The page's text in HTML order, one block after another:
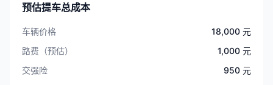
预估提车总成本
车辆价格
18,000 元
路费（预估）
1,000 元
交强险
950 元